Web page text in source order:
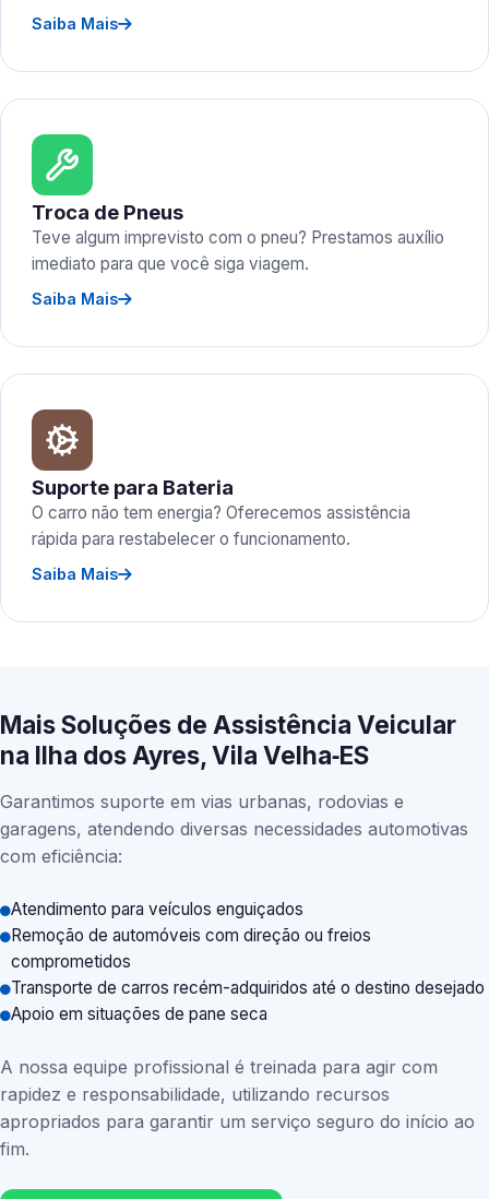
Saiba Mais
Troca de Pneus
Teve algum imprevisto com o pneu? Prestamos auxílio
imediato para que você siga viagem.
Saiba Mais
Suporte para Bateria
O carro não tem energia? Oferecemos assistência
rápida para restabelecer o funcionamento.
Saiba Mais
Mais Soluções de Assistência Veicular
na Ilha dos Ayres, Vila Velha‑ES
Garantimos suporte em vias urbanas, rodovias e
garagens, atendendo diversas necessidades automotivas
com eficiência:
Atendimento para veículos enguiçados
Remoção de automóveis com direção ou freios
comprometidos
Transporte de carros recém-adquiridos até o destino desejado
Apoio em situações de pane seca
A nossa equipe profissional é treinada para agir com
rapidez e responsabilidade, utilizando recursos
apropriados para garantir um serviço seguro do início ao
fim.